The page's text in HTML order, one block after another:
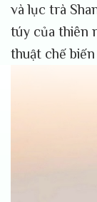
và lục trà
túy của thiên
thuật chế